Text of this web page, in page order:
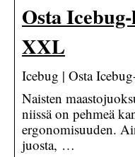
Osta
XXL
Icebug | Osta
Naisten
niissä on pehmeä
ergonomisuuden.
juosta, …